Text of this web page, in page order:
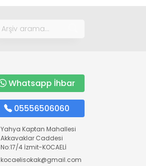
Whatsapp İhbar
05556506060
Yahya Kaptan Mahallesi
Akkavaklar Caddesi
No:17/4 İzmit-KOCAELİ
kocaelisokak@gmail.com